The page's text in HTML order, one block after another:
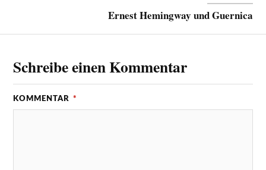
Ernest Hemingway und Guernica
Schreibe einen Kommentar
KOMMENTAR *